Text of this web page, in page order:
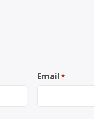
Email *